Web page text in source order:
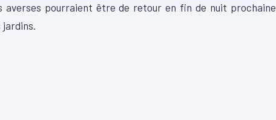
pourraient être de retour en fin de nuit prochaine
jardins.